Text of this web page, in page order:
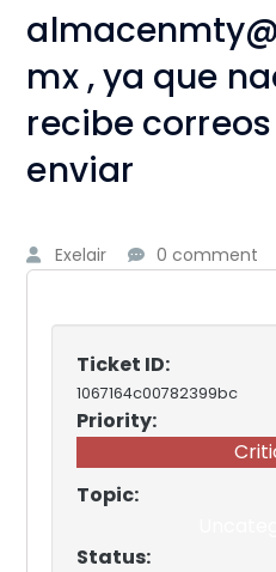
mx , ya que
recibe
enviar
Exelair 0 comment
Ticket ID:
1067164c00782399bc
Priority:
Topic:
Status: